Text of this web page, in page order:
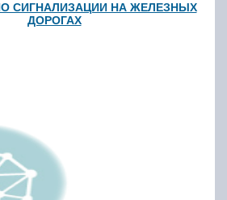
СИГНАЛИЗАЦИИ НА ЖЕЛЕЗНЫХ
ДОРОГАХ